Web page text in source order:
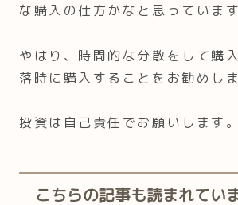
な購入の仕方かなと思っていま
やはり、時間的な分散をして購
落時に購入することをお勧めしま
投資は自己責任でお願いします。
こちらの記事も読まれてい